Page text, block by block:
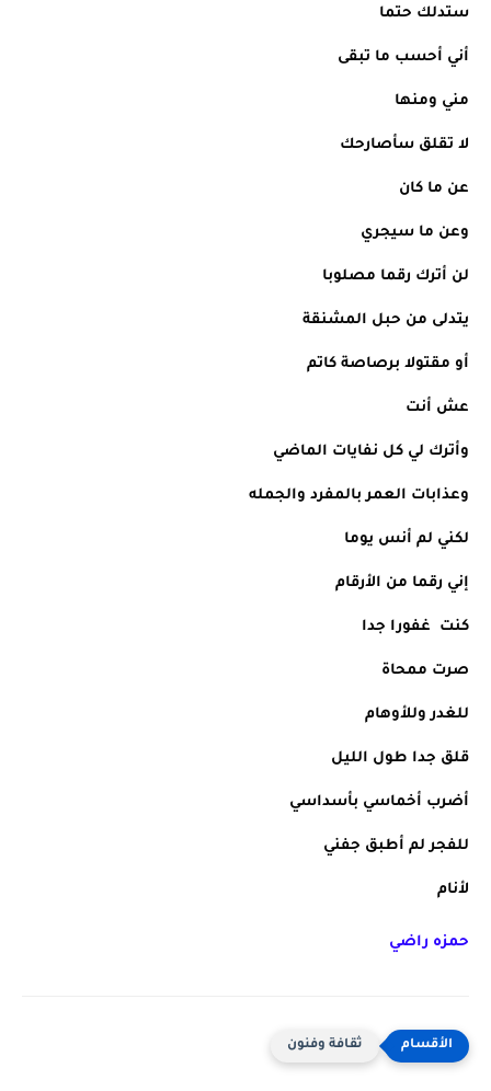
ستدلك حتما
أني أحسب ما تبقى
مني ومنها
لا تقلق سأصارحك
عن ما كان
وعن ما سيجري
لن أترك رقما مصلوبا
يتدلى من حبل المشنقة
أو مقتولا برصاصة كاتم
عش أنت
وأترك لي كل نفايات الماضي
وعذابات العمر بالمفرد والجمله
لكني لم أنس يوما
إني رقما من الأرقام
كنت  غفورا جدا
صرت ممحاة
للغدر وللأوهام
قلق جدا طول الليل
أضرب أخماسي بأسداسي
للفجر لم أطبق جفني
لأنام
حمزه راضي
ثقافة وفنون